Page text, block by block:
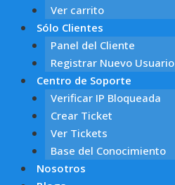
Ver carrito
Sólo Clientes
Panel del Cliente
Registrar Nuevo Usuario
Centro de Soporte
Verificar IP Bloqueada
Crear Ticket
Ver Tickets
Base del Conocimiento
Nosotros